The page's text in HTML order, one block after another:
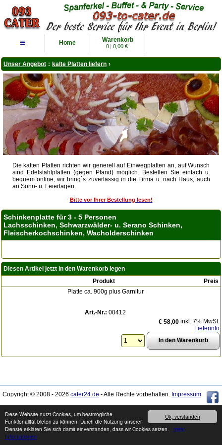
Ok, verstanden
Diese Website nutzt Cookies, um bestmögliche
Funktionalität bieten zu können. Durch die Nutzung unserer
Dienste erklären Sie sich damit einverstanden, dass wir Cookies setzen. mehr
Informationen
≡ Home Warenkorb
0 | 0,00 €
Unser Angebot : kalte Platten liefern ›
Die kalten Platten richten wir generell auf Einwegplatten an, auf Wunsch
sind Edelstahlplatten (gegen Pfand) möglich. Bestellen Sie einfach u.
bequem online, wir bring`s zuverlässig in die Firma u. nach Haus, auch
an Sonn- u. Feiertagen.
Bitte vor Ihrer Bestellung lesen!
Schinkenplatte für 3 - 5 Personen
Lachsschinken, Schwarzwälder- u. Serano Schinken,
Fleischerkochschinken, Wacholderschinken
Diesen Artikel jetzt in den Warenkorb legen
Produkt
Preis
Platte ca. 900g plus Garnitur
Art.-Nr.: 00412
€ 58,00 inkl. 7% MwSt.
Lieferinfo
Copyright © 2008 - 2026 cater24.de - Alle Rechte vorbehalten. Impressum
Produkte können von den Abbildungen abweichen. Druckfehler / Irrtümer sowie
Preis- und Sortimentänderungen vorbehalten.